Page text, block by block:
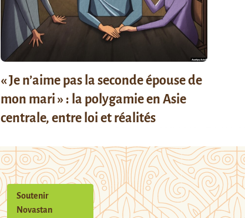
« Je n’aime pas la seconde épouse de
mon mari » : la polygamie en Asie
centrale, entre loi et réalités
Soutenir
Novastan